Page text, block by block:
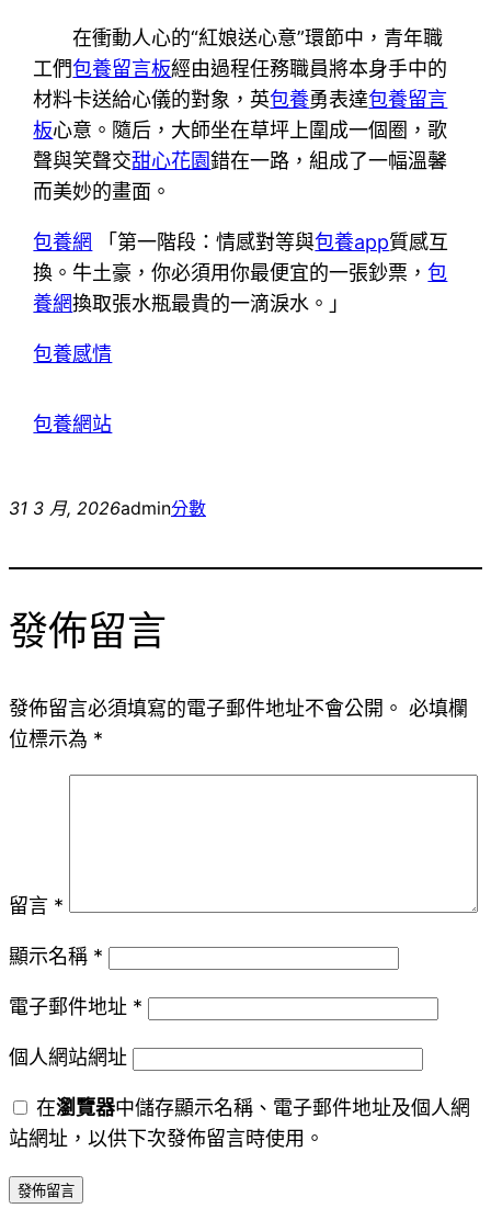
在衝動人心的“紅娘送心意”環節中，青年職
工們包養留言板經由過程任務職員將本身手中的
材料卡送給心儀的對象，英包養勇表達包養留言
板心意。隨后，大師坐在草坪上圍成一個圈，歌
聲與笑聲交甜心花園錯在一路，組成了一幅溫馨
而美妙的畫面。
包養網 「第一階段：情感對等與包養app質感互
換。牛土豪，你必須用你最便宜的一張鈔票，包
養網換取張水瓶最貴的一滴淚水。」
包養感情
包養網站
31 3 月, 2026admin分數
發佈留言
發佈留言必須填寫的電子郵件地址不會公開。 必填欄
位標示為 *
留言 *
顯示名稱 *
電子郵件地址 *
個人網站網址
在瀏覽器中儲存顯示名稱、電子郵件地址及個人網
站網址，以供下次發佈留言時使用。